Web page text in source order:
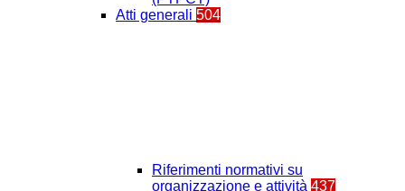
Atti generali 504
Riferimenti normativi su
organizzazione e attività 437